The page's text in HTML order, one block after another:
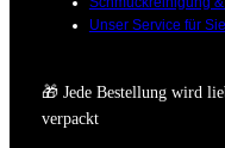
Unser Service für Sie
🎁 Jede Bestellung wird
verpackt